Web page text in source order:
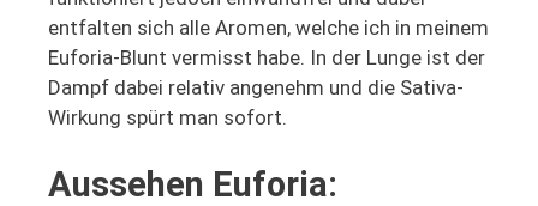
entfalten sich alle Aromen, welche ich in meinem
Euforia-Blunt vermisst habe. In der Lunge ist der
Dampf dabei relativ angenehm und die Sativa-
Wirkung spürt man sofort.
Aussehen Euforia: